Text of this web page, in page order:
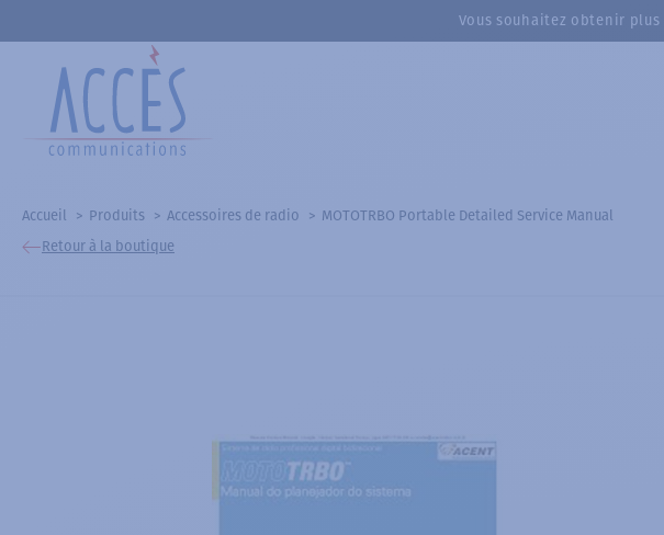
Vous souhaitez obtenir plus
Accueil Produits Accessoires de radio
MOTOTRBO Portable Detailed Service Manual
Retour à la boutique